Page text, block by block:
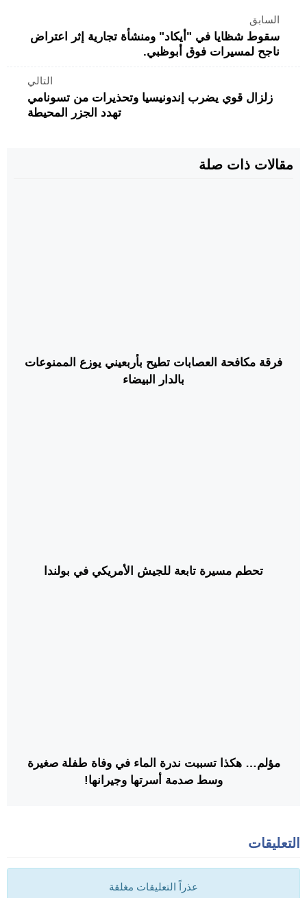
السابق
سقوط شظايا في "أيكاد" ومنشأة تجارية إثر اعتراض
ناجح لمسيرات فوق أبوظبي.
التالي
زلزال قوي يضرب إندونيسيا وتحذيرات من تسونامي
تهدد الجزر المحيطة
مقالات ذات صلة
فرقة مكافحة العصابات تطيح بأربعيني يوزع الممنوعات
بالدار البيضاء
تحطم مسيرة تابعة للجيش الأمريكي في بولندا
مؤلم… هكذا تسببت ندرة الماء في وفاة طفلة صغيرة
وسط صدمة أسرتها وجيرانها!
التعليقات
عذراً التعليقات مغلقة